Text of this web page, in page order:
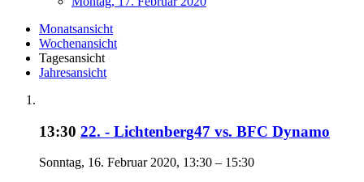
Monatsansicht
Wochenansicht
Tagesansicht
Jahresansicht
13:30 22. - Lichtenberg47 vs. BFC Dynamo
Sonntag, 16. Februar 2020, 13:30 – 15:30